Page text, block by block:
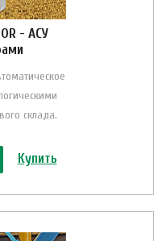
- АСУ
склада.
Купить